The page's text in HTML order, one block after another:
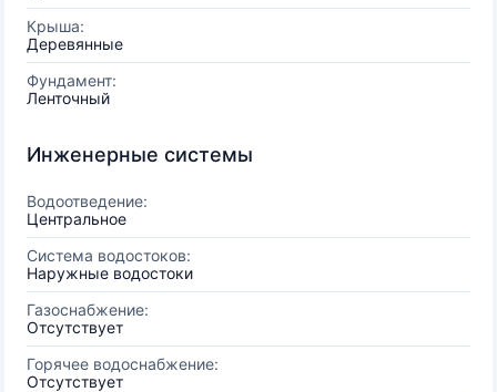
Крыша:
Деревянные
Фундамент:
Ленточный
Инженерные системы
Водоотведение:
Центральное
Система водостоков:
Наружные водостоки
Газоснабжение:
Отсутствует
Горячее водоснабжение:
Отсутствует